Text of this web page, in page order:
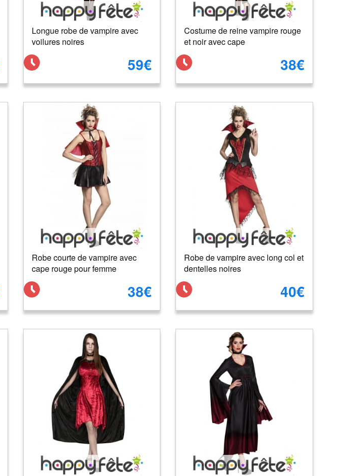
Longue robe de vampire avec
voilures noires
59€
Costume de reine vampire rouge
et noir avec cape
38€
Robe courte de vampire avec
cape rouge pour femme
38€
Robe de vampire avec long col et
dentelles noires
40€